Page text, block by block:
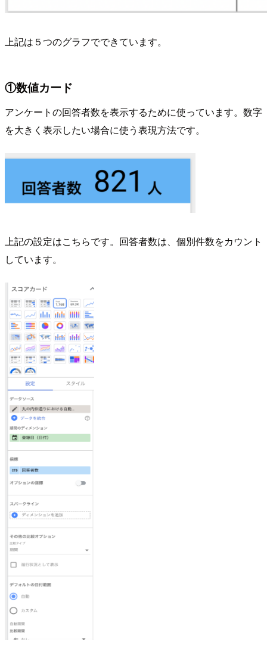
上記は５つのグラフでできています。
①数値カード
アンケートの回答者数を表示するために使っています。数字
を大きく表示したい場合に使う表現方法です。
上記の設定はこちらです。回答者数は、個別件数をカウント
しています。